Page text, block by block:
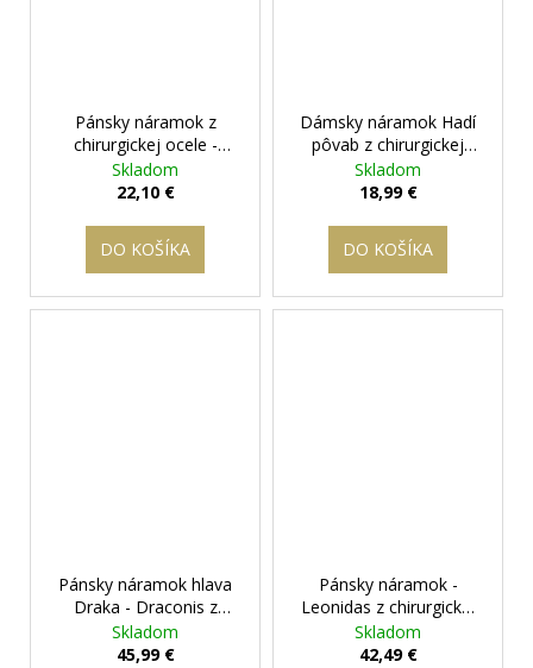
Pánsky náramok z
chirurgickej ocele -
Orion+ darčeková
krabička zadarmo
Skladom
22,10 €
DO KOŠÍKA
Dámsky náramok Hadí
pôvab z chirurgickej
ocele+ darčeková
krabička zadarmo
Skladom
18,99 €
DO KOŠÍKA
Pánsky náramok hlava
Draka - Draconis z
chirurgickej ocele
darčeková krabička
Skladom
45,99 €
Pánsky náramok -
Leonidas z chirurgickej
ocele+ darčeková
krabička zadarmo
Skladom
42,49 €